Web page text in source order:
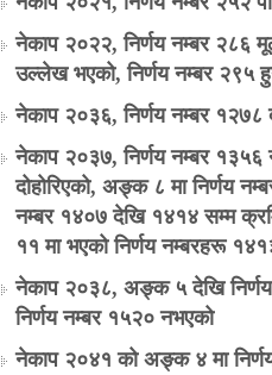
नेकाप २०२२, निर्णय नम्बर २८६
उल्लेख भएको, निर्णय नम्बर २९५
नेकाप २०३६, निर्णय नम्बर १२७८
नेकाप २०३७, निर्णय नम्बर १३५६
दोहोरिएको, अङ्क ८ मा निर्णय
नम्बर १४०७ देखि १४१४ सम्म
११ मा भएको निर्णय नम्बरहरू
नेकाप २०३८, अङ्क ५ देखि निर्णय
निर्णय नम्बर १५२० नभएको
नेकाप २०४१ को अङ्क ४ मा